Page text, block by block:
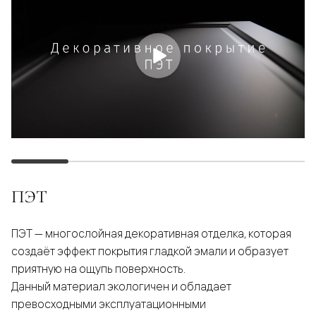
ПЭТ
ПЭТ — многослойная декоративная отделка, которая
создаёт эффект покрытия гладкой эмали и образует
приятную на ощупь поверхность.
Данный материал экологичен и обладает
превосходными эксплуатационными